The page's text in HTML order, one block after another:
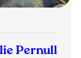
Pernull